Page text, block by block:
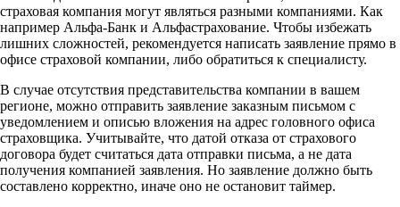
страховая компания могут являться разными компаниями. Как
например Альфа-Банк и Альфастрахование. Чтобы избежать
лишних сложностей, рекомендуется написать заявление прямо в
офисе страховой компании, либо обратиться к специалисту.
В случае отсутствия представительства компании в вашем
регионе, можно отправить заявление заказным письмом с
уведомлением и описью вложения на адрес головного офиса
страховщика. Учитывайте, что датой отказа от страхового
договора будет считаться дата отправки письма, а не дата
получения компанией заявления. Но заявление должно быть
составлено корректно, иначе оно не остановит таймер.